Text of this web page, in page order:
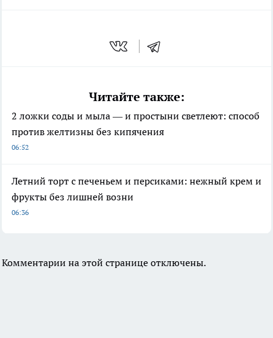
Читайте также:
2 ложки соды и мыла — и простыни светлеют: способ
против желтизны без кипячения
06:52
Летний торт с печеньем и персиками: нежный крем и
фрукты без лишней возни
06:36
Комментарии на этой странице отключены.